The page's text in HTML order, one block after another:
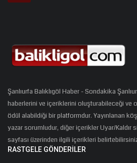
Şanlıurfa Balıklıgöl Haber - Sondakika
haberlerini ve içeriklerini oluşturabileceği ve
ödül alabildiği bir platformdur. Yayınlanan
yazar sorumludur, diğer içerikler Uyar/Kaldır
sayfası üzerinden ilgili içerikleri
RASTGELE GÖNDERILER